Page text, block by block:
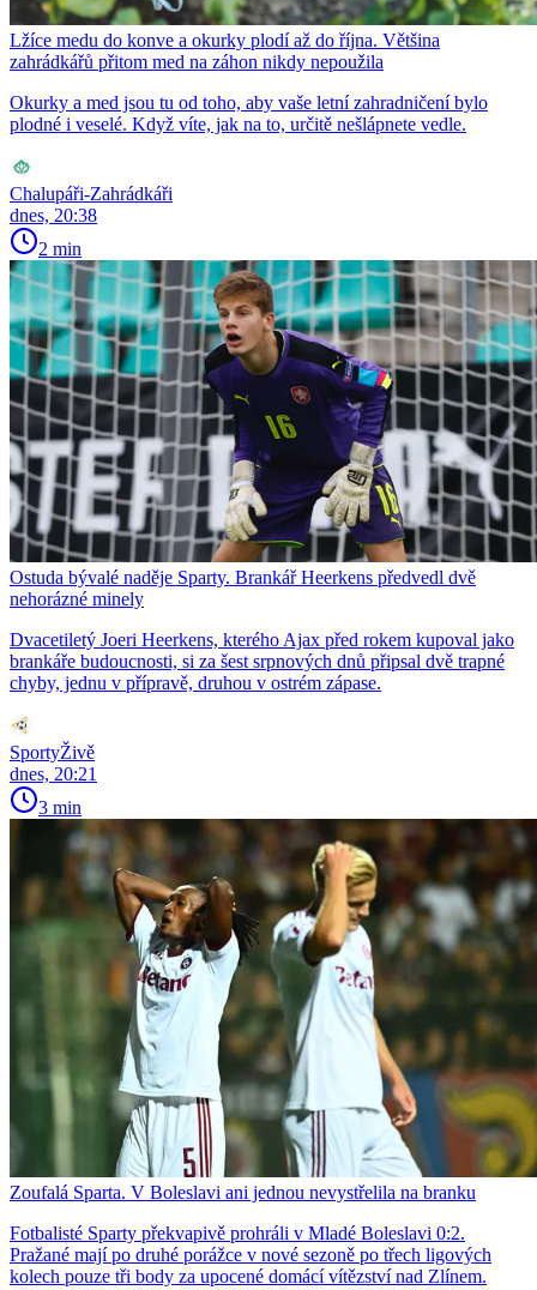
Lžíce medu do konve a okurky plodí až do října. Většina
zahrádkářů přitom med na záhon nikdy nepoužila
Okurky a med jsou tu od toho, aby vaše letní zahradničení bylo
plodné i veselé. Když víte, jak na to, určitě nešlápnete vedle.
Chalupáři-Zahrádkáři
dnes, 20:38
2 min
Ostuda bývalé naděje Sparty. Brankář Heerkens předvedl dvě
nehorázné minely
Dvacetiletý Joeri Heerkens, kterého Ajax před rokem kupoval jako
brankáře budoucnosti, si za šest srpnových dnů připsal dvě trapné
chyby, jednu v přípravě, druhou v ostrém zápase.
SportyŽivě
dnes, 20:21
3 min
Zoufalá Sparta. V Boleslavi ani jednou nevystřelila na branku
Fotbalisté Sparty překvapivě prohráli v Mladé Boleslavi 0:2.
Pražané mají po druhé porážce v nové sezoně po třech ligových
kolech pouze tři body za upocené domácí vítězství nad Zlínem.